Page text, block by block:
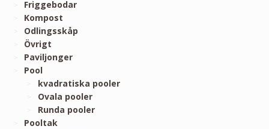
Friggebodar
Kompost
Odlingsskåp
Övrigt
Paviljonger
Pool
kvadratiska pooler
Ovala pooler
Runda pooler
Pooltak